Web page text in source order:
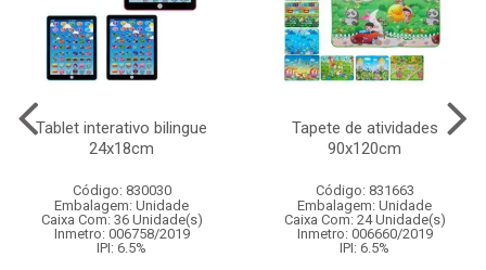
Tablet interativo bilingue
24x18cm
Código: 830030
Embalagem: Unidade
Caixa Com: 36 Unidade(s)
Inmetro: 006758/2019
IPI: 6.5%
Tapete de atividades
90x120cm
Código: 831663
Embalagem: Unidade
Caixa Com: 24 Unidade(s)
Inmetro: 006660/2019
IPI: 6.5%